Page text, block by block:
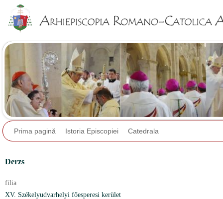
Prima pagină Istoria Episcopiei Catedrala
Derzs
filia
XV. Székelyudvarhelyi főesperesi kerület